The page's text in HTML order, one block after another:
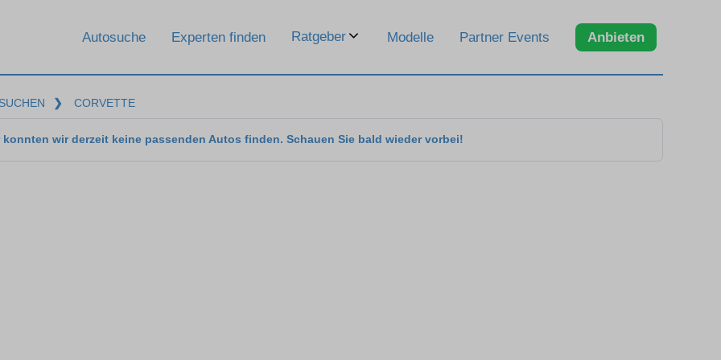
Autosuche Experten finden Ratgeber Modelle Partner Events Anbieten
❯ CORVETTE
konnten wir derzeit keine passenden Autos finden. Schauen Sie bald wieder vorbei!